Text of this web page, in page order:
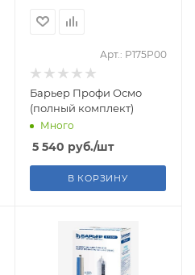
Арт.: Р175Р00
Барьер Профи Осмо
(полный комплект)
Много
5 540 руб./шт
В КОРЗИНУ